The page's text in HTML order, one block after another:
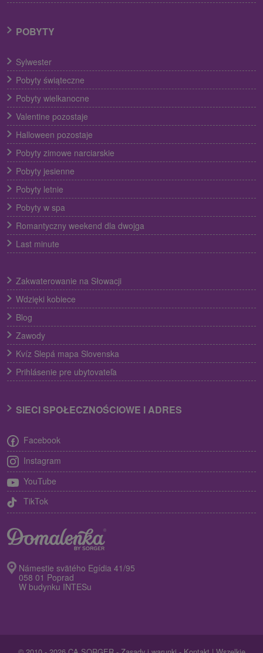
POBYTY
Sylwester
Pobyty świąteczne
Pobyty wielkanocne
Valentine pozostaje
Halloween pozostaje
Pobyty zimowe narciarskie
Pobyty jesienne
Pobyty letnie
Pobyty w spa
Romantyczny weekend dla dwojga
Last minute
Zakwaterowanie na Słowacji
Wdzięki kobiece
Blog
Zawody
Kvíz Slepá mapa Slovenska
Prihlásenie pre ubytovateľa
SIECI SPOŁECZNOŚCIOWE I ADRES
Facebook
Instagram
YouTube
TikTok
Námestie svätého Egídia 41/95
058 01 Poprad
W budynku INTESu